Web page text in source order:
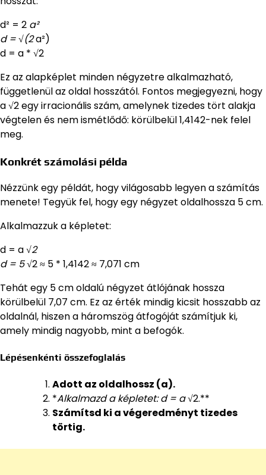
d² = 2 a²
d = √(2a²)
d = a * √2
Ez az alapképlet minden négyzetre alkalmazható,
függetlenül az oldal hosszától. Fontos megjegyezni, hogy
a √2 egy irracionális szám, amelynek tizedes tört alakja
végtelen és nem ismétlődő: körülbelül 1,4142-nek felel
meg.
Konkrét számolási példa
Nézzünk egy példát, hogy világosabb legyen a számítás
menete! Tegyük fel, hogy egy négyzet oldalhossza 5 cm.
Alkalmazzuk a képletet:
d = a√2
d = 5√2 ≈ 5 * 1,4142 ≈ 7,071 cm
Tehát egy 5 cm oldalú négyzet átlójának hossza
körülbelül 7,07 cm. Ez az érték mindig kicsit hosszabb az
oldalnál, hiszen a háromszög átfogóját számítjuk ki,
amely mindig nagyobb, mint a befogók.
Lépésenkénti összefoglalás
Adott az oldalhossz (a).
*Alkalmazd a képletet: d = a√2.**
Számítsd ki a végeredményt tizedes
törtig.